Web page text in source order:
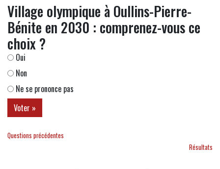
Village olympique à Oullins-Pierre-
Bénite en 2030 : comprenez-vous ce
choix ?
Oui
Non
Ne se prononce pas
Questions précédentes
Résultats